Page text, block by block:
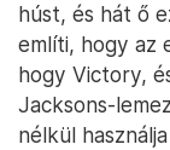
húst, és hát ő
említi, hogy az
hogy Victory,
Jacksons-
nélkül